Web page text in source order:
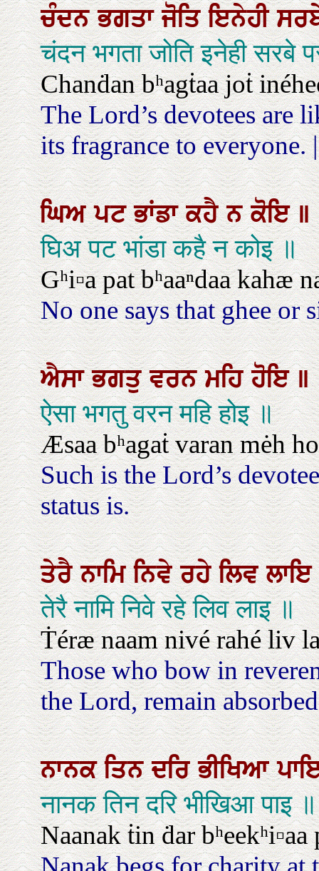
ਚੰਦਨਭਗਤਾਜੋਤਿਇਨੇਹੀ
चंदन भगता जोति इनेही सरबे
Chanḋan bʰagṫaa joṫ
The Lord’s devotees are
its fragrance to everyone.
ਘਿਅਪਟਭਾਂਡਾਕਹੈਨਕੋਇ॥
घिअ पट भांडा कहै न कोइ ॥
Gʰi▫a pat bʰaaⁿdaa kahæ
No one says that ghee or
ਐਸਾਭਗਤੁਵਰਨਮਹਿਹੋਇ॥
ऐसा भगतु वरन महि होइ ॥
Æsaa bʰagaṫ varan mėh
Such is the Lord’s
status is.
ਤੇਰੈਨਾਮਿਨਿਵੇਰਹੇਲਿਵਲਾਇ
तेरै नामि निवे रहे लिव लाइ ॥
Ṫéræ naam nivé rahé liv
Those who bow in
the Lord, remain
ਨਾਨਕਤਿਨਦਰਿਭੀਖਿਆ
नानक तिन दरि भीखिआ
Naanak ṫin ḋar bʰeekʰi▫aa